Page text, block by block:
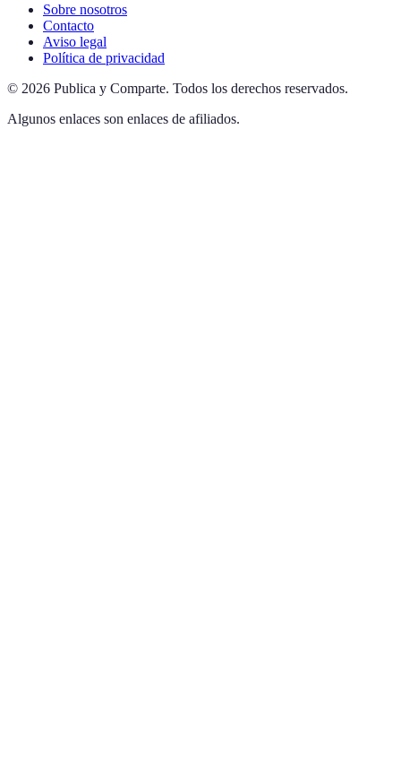
Sobre nosotros
Contacto
Aviso legal
Política de privacidad
© 2026 Publica y Comparte. Todos los derechos reservados.
Algunos enlaces son enlaces de afiliados.